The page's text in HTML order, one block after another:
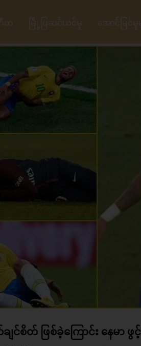
တ မြို့ပြဆင်ယင်မှု အောင်မြင်
စိတ် ဖြစ်ခဲ့ကြောင်း နေမာ ဖွ